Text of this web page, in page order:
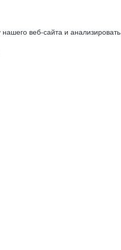
веб-сайта и